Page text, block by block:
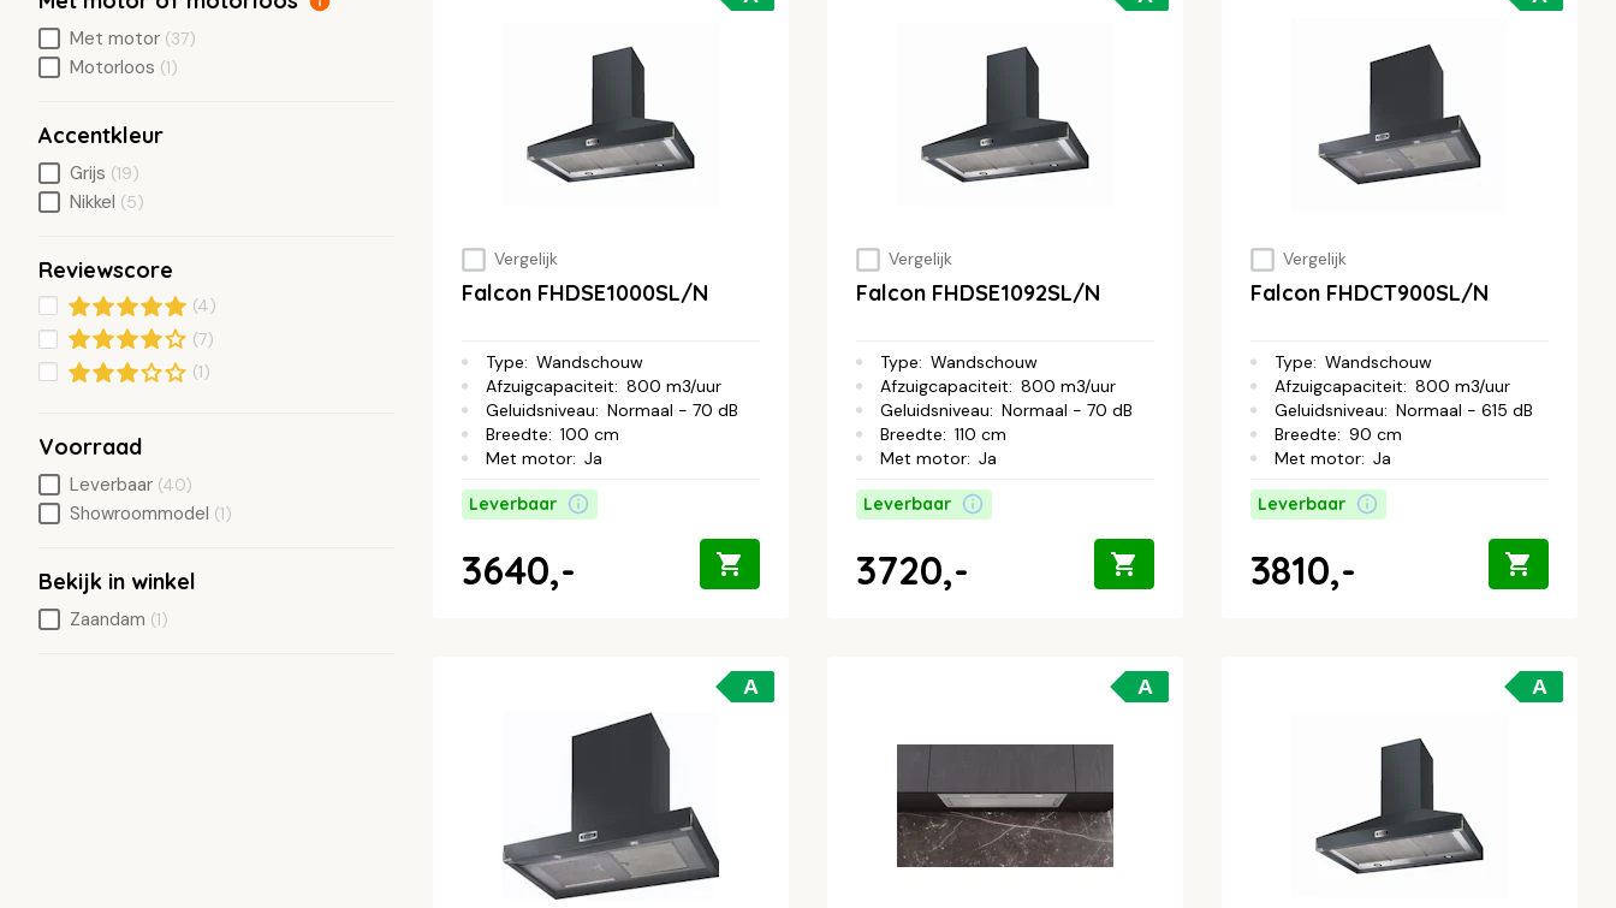
Vergelijk
Falcon FHDSE1000SL/N
Type: Wandschouw
Afzuigcapaciteit: 800 m3/uur
Geluidsniveau: Normaal - 70 dB
Breedte: 100 cm
Met motor: Ja
Leverbaar
3640,-
Vergelijk
Falcon FHDSE1092SL/N
Type: Wandschouw
Afzuigcapaciteit: 800 m3/uur
Geluidsniveau: Normaal - 70 dB
Breedte: 110 cm
Met motor: Ja
Leverbaar
3720,-
Vergelijk
Falcon FHDCT900SL/N
Type: Wandschouw
Afzuigcapaciteit: 800 m3/uur
Geluidsniveau: Normaal - 615 dB
Breedte: 90 cm
Met motor: Ja
Leverbaar
3810,-
A A A
Met motor (37)
Motorloos (1)
Accentkleur
Grijs (19)
Nikkel (5)
Reviewscore
(4)
(7)
(1)
Voorraad
Leverbaar (40)
Showroommodel (1)
Bekijk in winkel
Zaandam (1)